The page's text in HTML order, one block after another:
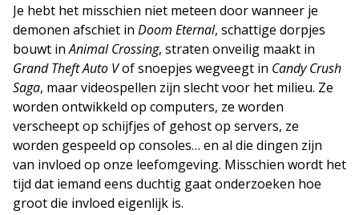
Je hebt het misschien niet meteen door wanneer je
demonen afschiet in Doom Eternal, schattige dorpjes
bouwt inAnimal Crossing, straten onveilig maakt in
Grand Theft Auto Vof snoepjes wegveegt in Candy Crush
Saga, maar videospellen zijn slecht voor het milieu. Ze
worden ontwikkeld op computers, ze worden
verscheept op schijfjes of gehost op servers, ze
worden gespeeld op consoles… en al die dingen zijn
van invloed op onze leefomgeving. Misschien wordt het
tijd dat iemand eens duchtig gaat onderzoeken hoe
groot die invloed eigenlijk is.